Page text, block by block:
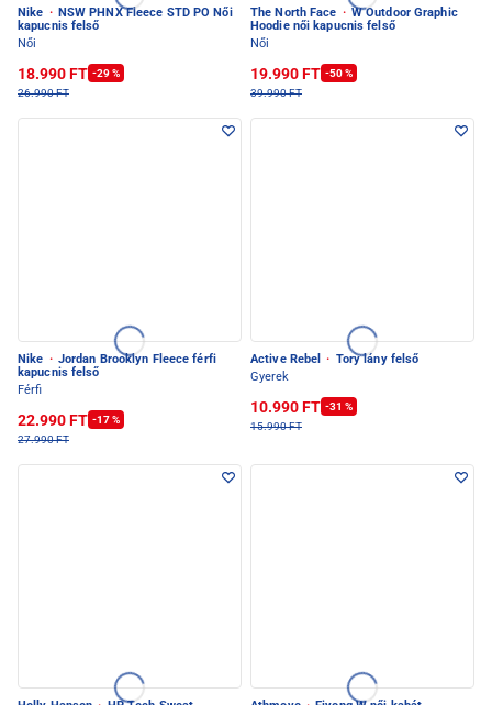
Nike · NSW PHNX Fleece STD PO Női
kapucnis felső
Női
18.990 FT -29 %
26.990 FT
The North Face · W Outdoor Graphic
Hoodie női kapucnis felső
Női
19.990 FT -50 %
39.990 FT
Nike · Jordan Brooklyn Fleece férfi
kapucnis felső
Férfi
22.990 FT -17 %
27.990 FT
Active Rebel · Tory lány felső
Gyerek
10.990 FT -31 %
15.990 FT